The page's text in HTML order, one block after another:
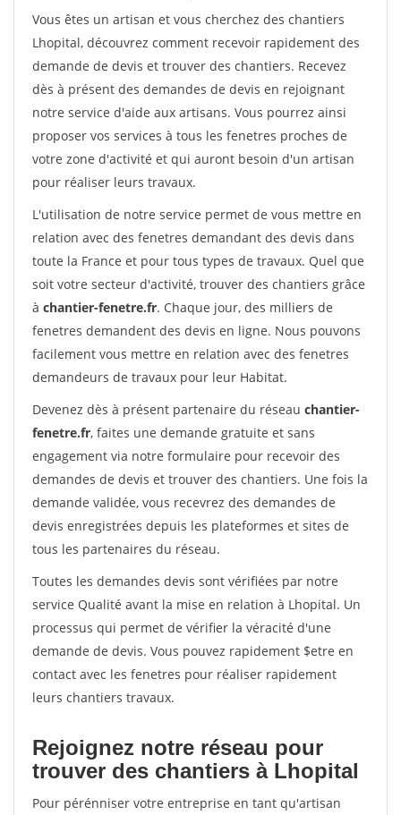
Vous êtes un artisan et vous cherchez des chantiers
Lhopital, découvrez comment recevoir rapidement des
demande de devis et trouver des chantiers. Recevez
dès à présent des demandes de devis en rejoignant
notre service d'aide aux artisans. Vous pourrez ainsi
proposer vos services à tous les fenetres proches de
votre zone d'activité et qui auront besoin d'un artisan
pour réaliser leurs travaux.
L'utilisation de notre service permet de vous mettre en
relation avec des fenetres demandant des devis dans
toute la France et pour tous types de travaux. Quel que
soit votre secteur d'activité, trouver des chantiers grâce
à chantier-fenetre.fr. Chaque jour, des milliers de
fenetres demandent des devis en ligne. Nous pouvons
facilement vous mettre en relation avec des fenetres
demandeurs de travaux pour leur Habitat.
Devenez dès à présent partenaire du réseau chantier-
fenetre.fr, faites une demande gratuite et sans
engagement via notre formulaire pour recevoir des
demandes de devis et trouver des chantiers. Une fois la
demande validée, vous recevrez des demandes de
devis enregistrées depuis les plateformes et sites de
tous les partenaires du réseau.
Toutes les demandes devis sont vérifiées par notre
service Qualité avant la mise en relation à Lhopital. Un
processus qui permet de vérifier la véracité d'une
demande de devis. Vous pouvez rapidement $etre en
contact avec les fenetres pour réaliser rapidement
leurs chantiers travaux.
Rejoignez notre réseau pour
trouver des chantiers à Lhopital
Pour pérénniser votre entreprise en tant qu'artisan